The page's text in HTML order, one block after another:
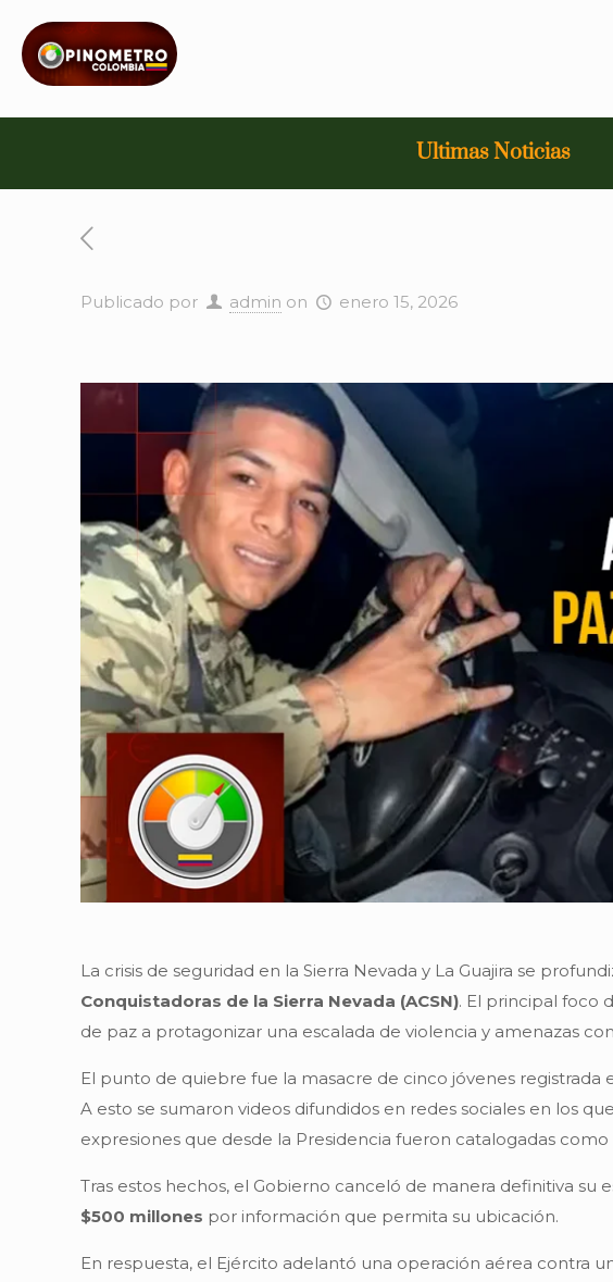
Ultimas Noticias
Publicado por admin on enero 15, 2026
La crisis de seguridad en la Sierra Nevada y La Guajira se
Conquistadoras de la Sierra Nevada (ACSN). El principal foco
de paz a protagonizar una escalada de violencia y amenazas
El punto de quiebre fue la masacre de cinco jóvenes
A esto se sumaron videos difundidos en redes sociales en los
expresiones que desde la Presidencia fueron catalogadas
Tras estos hechos, el Gobierno canceló de manera definitiva
$500 millones por información que permita su ubicación.
En respuesta, el Ejército adelantó una operación aérea contra